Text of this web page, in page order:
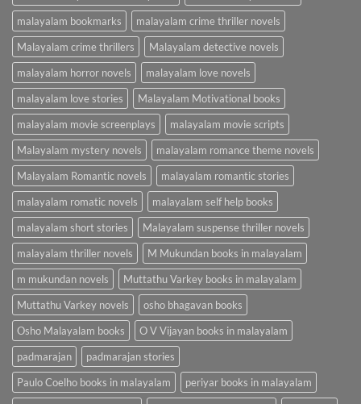
malayalam bookmarks
malayalam crime thriller novels
Malayalam crime thrillers
Malayalam detective novels
malayalam horror novels
malayalam love novels
malayalam love stories
Malayalam Motivational books
malayalam movie screenplays
malayalam movie scripts
Malayalam mystery novels
malayalam romance theme novels
Malayalam Romantic novels
malayalam romantic stories
malayalam romatic novels
malayalam self help books
malayalam short stories
Malayalam suspense thriller novels
malayalam thriller novels
M Mukundan books in malayalam
m mukundan novels
Muttathu Varkey books in malayalam
Muttathu Varkey novels
osho bhagavan books
Osho Malayalam books
O V Vijayan books in malayalam
padmarajan
padmarajan stories
Paulo Coelho books in malayalam
periyar books in malayalam